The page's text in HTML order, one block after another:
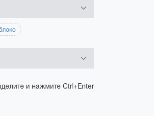
и нажмите Ctrl+Enter